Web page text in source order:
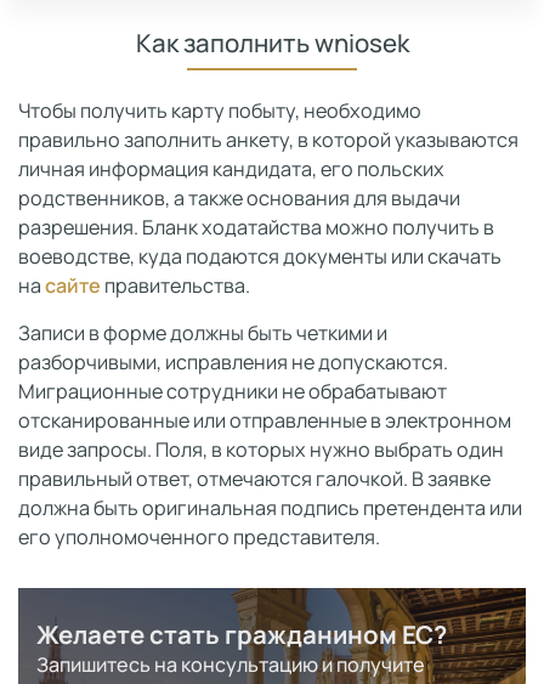
Как заполнить wniosek
Чтобы получить карту побыту, необходимо
правильно заполнить анкету, в которой указываются
личная информация кандидата, его польских
родственников, а также основания для выдачи
разрешения. Бланк ходатайства можно получить в
воеводстве, куда подаются документы или скачать
насайте правительства.
Записи в форме должны быть четкими и
разборчивыми, исправления не допускаются.
Миграционные сотрудники не обрабатывают
отсканированные или отправленные в электронном
виде запросы. Поля, в которых нужно выбрать один
правильный ответ, отмечаются галочкой. В заявке
должна быть оригинальная подпись претендента или
его уполномоченного представителя.
Желаете стать гражданином ЕС?
Запишитесь на консультацию и получите